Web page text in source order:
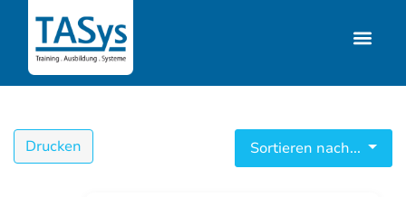
Drucken Sortieren nach...